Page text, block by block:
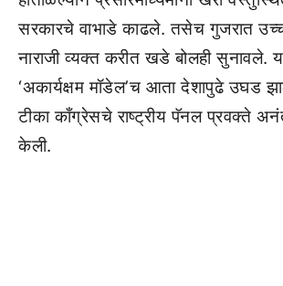
सरकारचे वाभाडे काढले. तसेच गुजरात उच्च
नाराजी व्यक्त करीत खडे बोलही सुनावले.
‘अकार्यक्षम मॉडेल’च आता देशापुढे उघड
टीका काँग्रेसचे राष्ट्रीय पॅनल प्रवक्ते
केली.